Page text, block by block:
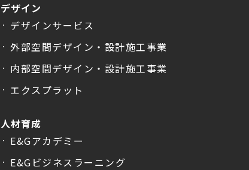
デザイン
デザインサービス
外部空間デザイン・設計施工事業
内部空間デザイン・設計施工事業
エクスプラット
人材育成
E&Gアカデミー
E&Gビジネスラーニング